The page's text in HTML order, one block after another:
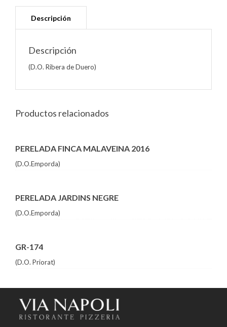
Descripción
(D.O. Ribera de Duero)
Productos relacionados
PERELADA FINCA MALAVEINA 2016
(D.O.Emporda)
PERELADA JARDINS NEGRE
(D.O.Emporda)
GR-174
(D.O. Priorat)